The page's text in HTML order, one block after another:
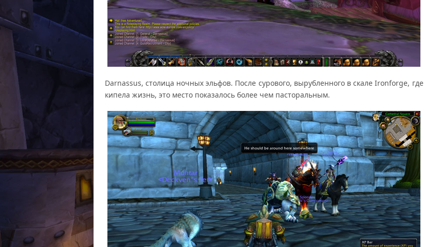
Darnassus, столица ночных эльфов. После сурового, вырубленного в скале Ironforge, где
кипела жизнь, это место показалось более чем пасторальным.